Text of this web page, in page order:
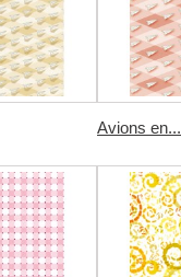
Avions en...